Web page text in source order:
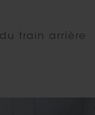
train arrière